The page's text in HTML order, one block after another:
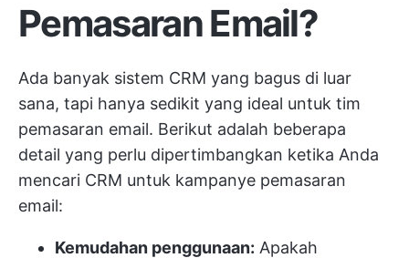
Pemasaran Email?
Ada banyak sistem CRM yang bagus di luar
sana, tapi hanya sedikit yang ideal untuk tim
pemasaran email. Berikut adalah beberapa
detail yang perlu dipertimbangkan ketika Anda
mencari CRM untuk kampanye pemasaran
email:
Kemudahan penggunaan: Apakah